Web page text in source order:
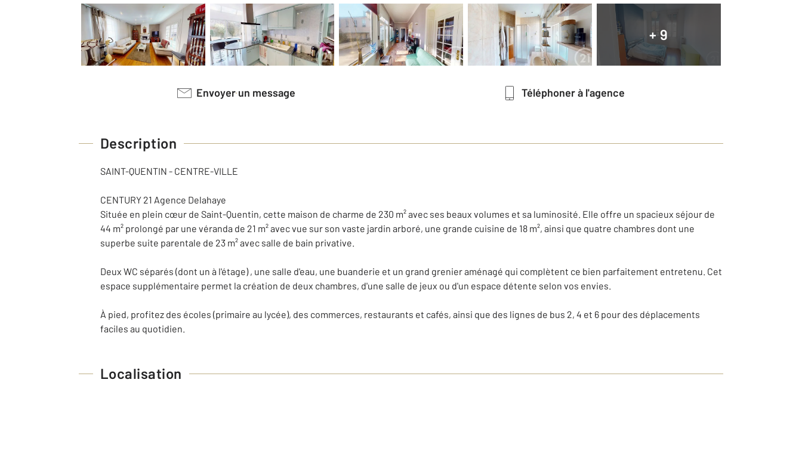
+ 9
Envoyer un message Téléphoner à l'agence
Description
SAINT-QUENTIN - CENTRE-VILLE
CENTURY 21 Agence Delahaye
Située en plein cœur de Saint-Quentin, cette maison de charme de 230 m² avec ses beaux volumes et sa luminosité. Elle offre un spacieux séjour de
44 m² prolongé par une véranda de 21 m² avec vue sur son vaste jardin arboré, une grande cuisine de 18 m², ainsi que quatre chambres dont une
superbe suite parentale de 23 m² avec salle de bain privative.
Deux WC séparés (dont un à l'étage) , une salle d'eau, une buanderie et un grand grenier aménagé qui complètent ce bien parfaitement entretenu. Cet
espace supplémentaire permet la création de deux chambres, d'une salle de jeux ou d'un espace détente selon vos envies.
À pied, profitez des écoles (primaire au lycée), des commerces, restaurants et cafés, ainsi que des lignes de bus 2, 4 et 6 pour des déplacements
faciles au quotidien.
Localisation